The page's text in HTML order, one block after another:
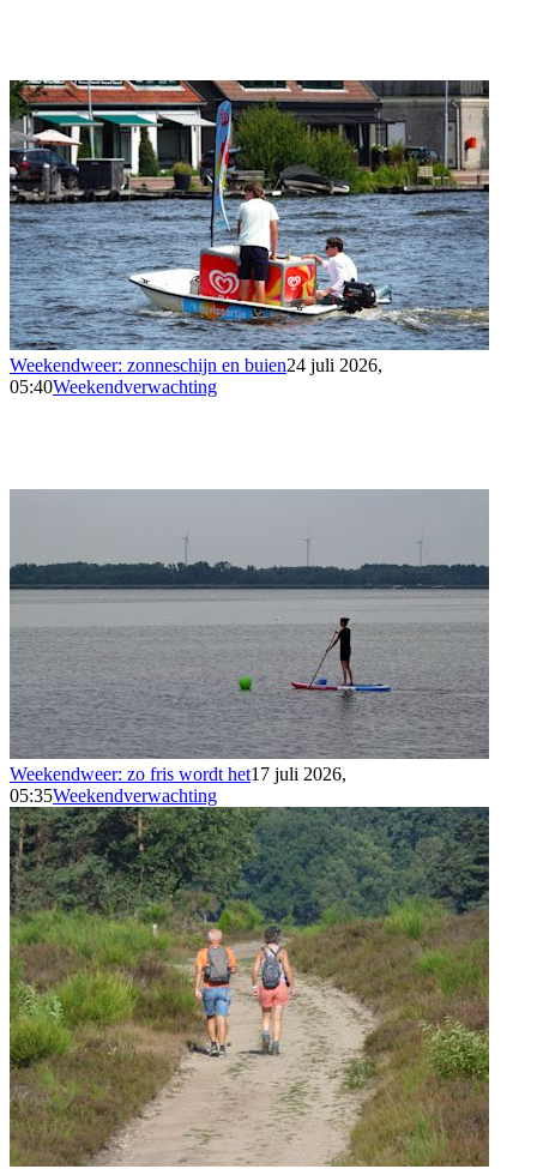
Weekendweer: zonneschijn en buien24 juli 2026,
05:40Weekendverwachting
Weekendweer: zo fris wordt het17 juli 2026,
05:35Weekendverwachting